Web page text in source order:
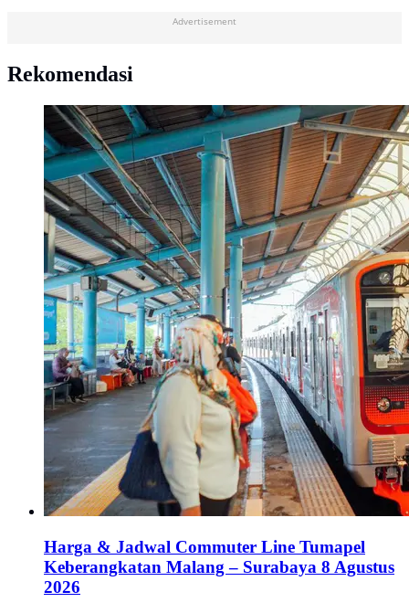
Advertisement
Rekomendasi
Harga & Jadwal Commuter Line Tumapel
Keberangkatan Malang – Surabaya 8 Agustus
2026